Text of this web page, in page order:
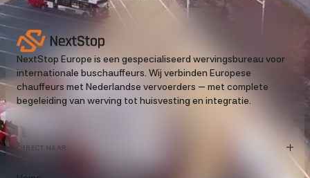
NextStop Europe is een gespecialiseerd wervingsbureau voor
internationale buschauffeurs. Wij verbinden Europese
chauffeurs met Nederlandse vervoerders — met complete
begeleiding van werving tot huisvesting en integratie.
DIRECT NAAR